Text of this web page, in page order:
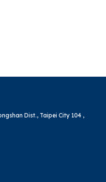
Dist., Taipei City 104 ,